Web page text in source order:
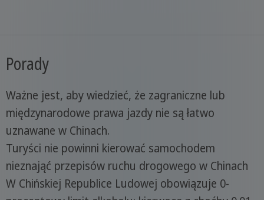
Porady
Ważne jest, aby wiedzieć, że zagraniczne lub
międzynarodowe prawa jazdy nie są łatwo
uznawane w Chinach.
Turyści nie powinni kierować samochodem
nieznająć przepisów ruchu drogowego w Chinach
W Chińskiej Republice Ludowej obowiązuje 0-